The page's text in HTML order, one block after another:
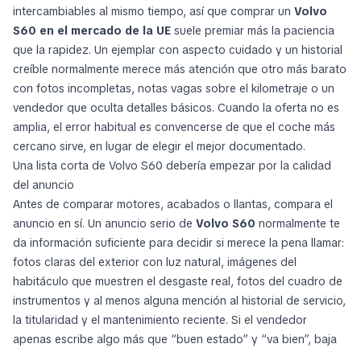
intercambiables al mismo tiempo, así que comprar un Volvo
S60 en el mercado de la UE suele premiar más la paciencia
que la rapidez. Un ejemplar con aspecto cuidado y un historial
creíble normalmente merece más atención que otro más barato
con fotos incompletas, notas vagas sobre el kilometraje o un
vendedor que oculta detalles básicos. Cuando la oferta no es
amplia, el error habitual es convencerse de que el coche más
cercano sirve, en lugar de elegir el mejor documentado.
Una lista corta de Volvo S60 debería empezar por la calidad
del anuncio
Antes de comparar motores, acabados o llantas, compara el
anuncio en sí. Un anuncio serio de Volvo S60 normalmente te
da información suficiente para decidir si merece la pena llamar:
fotos claras del exterior con luz natural, imágenes del
habitáculo que muestren el desgaste real, fotos del cuadro de
instrumentos y al menos alguna mención al historial de servicio,
la titularidad y el mantenimiento reciente. Si el vendedor
apenas escribe algo más que “buen estado” y “va bien”, baja